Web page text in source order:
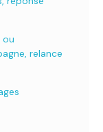
ou
relance